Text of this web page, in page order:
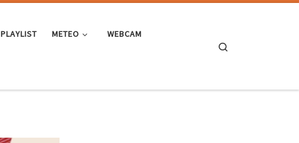
PLAYLIST METEO WEBCAM